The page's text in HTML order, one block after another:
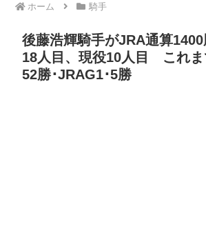
ホーム 騎手
後藤浩輝騎手がJRA通算
18人目、現役10人目 これ
52勝･JRAG1･5勝